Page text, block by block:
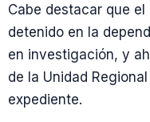
Cabe destacar que
detenido en la
en investigación, y
de la Unidad
expediente.